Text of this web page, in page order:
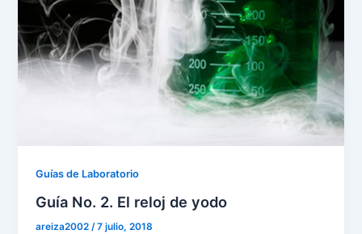
Guías de Laboratorio
Guía No. 2. El reloj de yodo
areiza2002/7 julio, 2018